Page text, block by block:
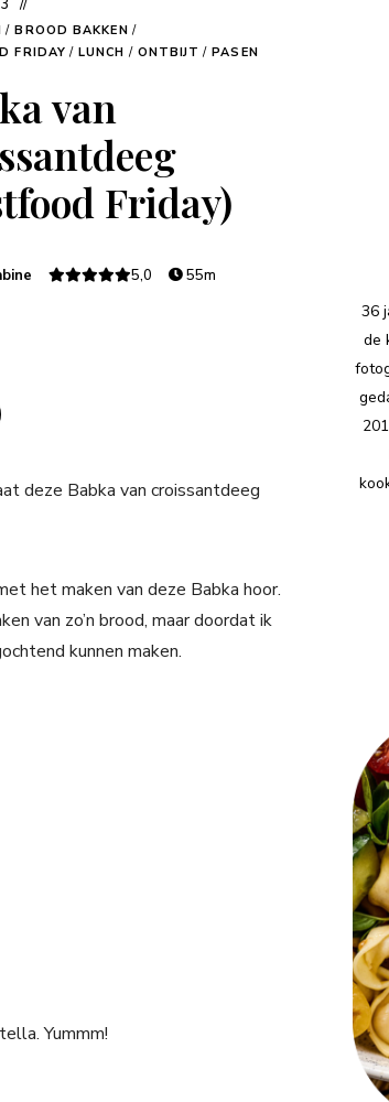
/ BROOD BAKKEN /
FRIDAY / LUNCH / ONTBIJT / PASEN
van
Friday)
5,0 55m
deze Babka van croissantdeeg
het maken van deze Babka hoor.
van zo’n brood, maar doordat ik
kunnen maken.
Yummm!
36
de